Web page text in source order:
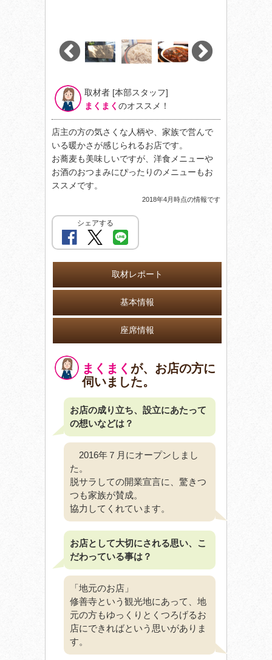
取材者 [本部スタッフ]
まくまく のオススメ！
店主の方の気さくな人柄や、家族で営んで
いる暖かさが感じられるお店です。
お蕎麦も美味しいですが、洋食メニューや
お酒のおつまみにぴったりのメニューもお
ススメです。
2018年4月時点の情報です
シェアする
取材レポート
基本情報
座席情報
まくまく が、お店の方に
伺いました。
お店の成り立ち、設立にあたって
の想いなどは？
2016年７月にオープンしまし
た。
脱サラしての開業宣言に、驚きつ
つも家族が賛成。
協力してくれています。
お店として大切にされる思い、こ
だわっている事は？
「地元のお店」
修善寺という観光地にあって、地
元の方もゆっくりとくつろげるお
店にできればという思いがありま
す。